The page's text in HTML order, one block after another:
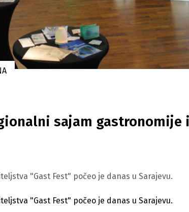
sajam
"Gast Fest" počeo je danas u Sarajevu.
"Gast Fest" počeo je danas u Sarajevu.